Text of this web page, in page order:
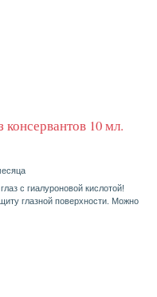
10 мл.
с гиалуроновой кислотой!
глазной поверхности. Можно